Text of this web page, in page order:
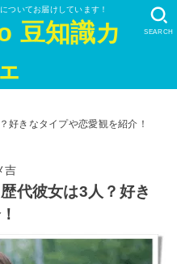
ついてお届けしています！
豆知識カ
SEARCH
好きなタイプや恋愛観を紹介！
吉
代彼女は3人？好き